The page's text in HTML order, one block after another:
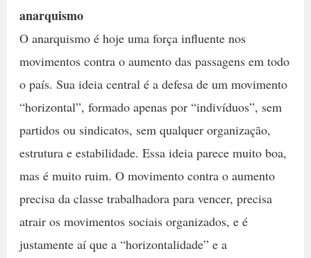
anarquismo
O anarquismo é hoje uma força influente nos
movimentos contra o aumento das passagens em todo
o país. Sua ideia central é a defesa de um movimento
“horizontal”, formado apenas por “indivíduos”, sem
partidos ou sindicatos, sem qualquer organização,
estrutura e estabilidade. Essa ideia parece muito boa,
mas é muito ruim. O movimento contra o aumento
precisa da classe trabalhadora para vencer, precisa
atrair os movimentos sociais organizados, e é
justamente aí que a “horizontalidade” e a